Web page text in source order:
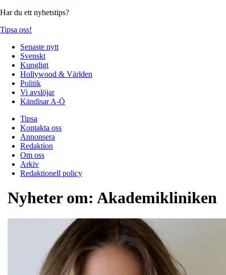
Har du ett nyhetstips?
Tipsa oss!
Senaste nytt
Svenskt
Kungligt
Hollywood & Världen
Politik
Vi avslöjar
Kändisar A-Ö
Tipsa
Kontakta oss
Annonsera
Redaktion
Om oss
Arkiv
Redaktionell policy
Nyheter om: Akademikliniken